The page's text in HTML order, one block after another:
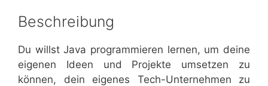
Beschreibung
Du willst Java programmieren lernen, um deine
eigenen Ideen und Projekte umsetzen zu
können, dein eigenes Tech-Unternehmen zu